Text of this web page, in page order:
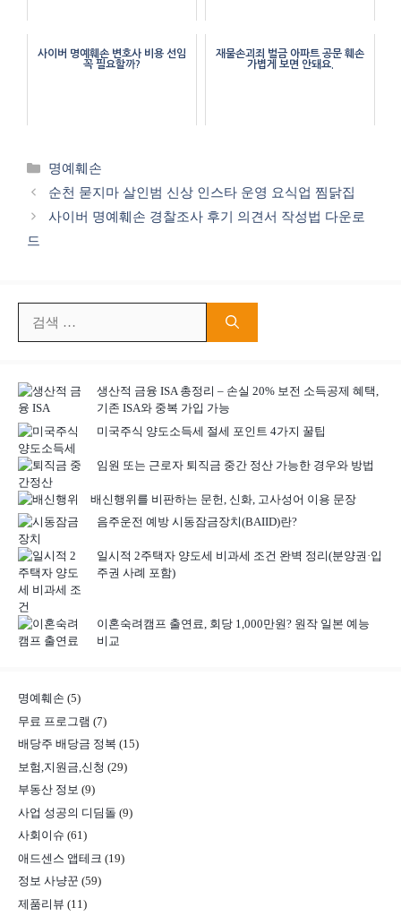
사이버 명예훼손 변호사 비용 선임
꼭 필요할까?
재물손괴죄 벌금 아파트 공문 훼손
가볍게 보면 안돼요.
카
테
리
명예훼손
순천 묻지마 살인범 신상 인스타 운영 요식업 찜닭집
사이버 명예훼손 경찰조사 후기 의견서 작성법 다운로
드
생산적 금융 ISA 총정리 – 손실 20% 보전 소득공제 혜택,
기존 ISA와 중복 가입 가능
미국주식 양도소득세 절세 포인트 4가지 꿀팁
임원 또는 근로자 퇴직금 중간 정산 가능한 경우와 방법
배신행위를 비판하는 문헌, 신화, 고사성어 이용 문장
음주운전 예방 시동잠금장치(BAIID)란?
일시적 2주택자 양도세 비과세 조건 완벽 정리(분양권·입
주권 사례 포함)
이혼숙려캠프 출연료, 회당 1,000만원? 원작 일본 예능
비교
명예훼손 (5)
무료 프로그램 (7)
배당주 배당금 정복 (15)
보험,지원금,신청 (29)
부동산 정보 (9)
사업 성공의 디딤돌 (9)
사회이슈 (61)
애드센스 앱테크 (19)
정보 사냥꾼 (59)
제품리뷰 (11)